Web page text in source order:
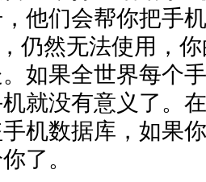
他们会帮你把手
仍然无法使用，
如果全世界每个
就没有意义了。
机数据库，如果
了。